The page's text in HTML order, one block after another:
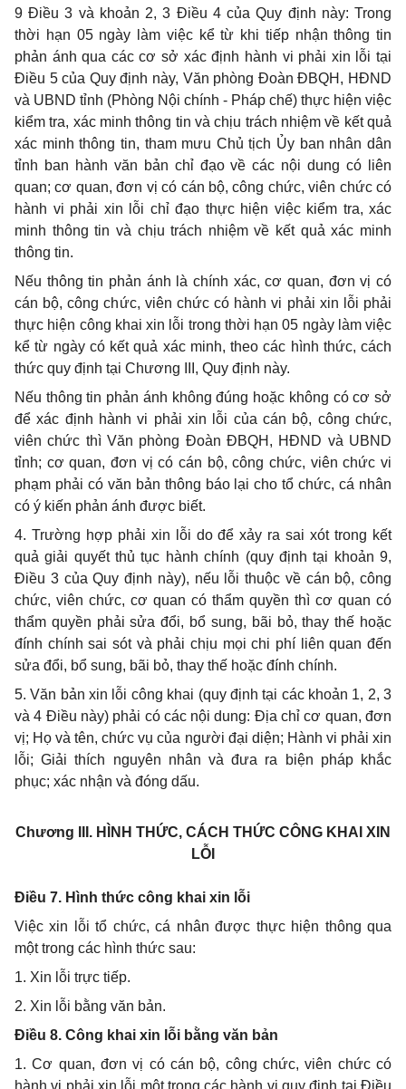
9 Điều 3 và khoản 2, 3 Điều 4 của Quy định này: Trong
thời hạn 05 ngày làm việc kể từ khi tiếp nhận thông tin
phản ánh qua các cơ sở xác định hành vi phải xin lỗi tại
Điều 5 của Quy định này, Văn phòng Đoàn ĐBQH, HĐND
và UBND tỉnh (Phòng Nội chính - Pháp chế) thực hiện việc
kiểm tra, xác minh thông tin và chịu trách nhiệm về kết quả
xác minh thông tin, tham mưu Chủ tịch Ủy ban nhân dân
tỉnh ban hành văn bản chỉ đạo về các nội dung có liên
quan; cơ quan, đơn vị có cán bộ, công chức, viên chức có
hành vi phải xin lỗi chỉ đạo thực hiện việc kiểm tra, xác
minh thông tin và chịu trách nhiệm về kết quả xác minh
thông tin.
Nếu thông tin phản ánh là chính xác, cơ quan, đơn vị có
cán bộ, công chức, viên chức có hành vi phải xin lỗi phải
thực hiện công khai xin lỗi trong thời hạn 05 ngày làm việc
kể từ ngày có kết quả xác minh, theo các hình thức, cách
thức quy định tại Chương III, Quy định này.
Nếu thông tin phản ánh không đúng hoặc không có cơ sở
để xác định hành vi phải xin lỗi của cán bộ, công chức,
viên chức thì Văn phòng Đoàn ĐBQH, HĐND và UBND
tỉnh; cơ quan, đơn vị có cán bộ, công chức, viên chức vi
phạm phải có văn bản thông báo lại cho tổ chức, cá nhân
có ý kiến phản ánh được biết.
4. Trường hợp phải xin lỗi do để xảy ra sai xót trong kết
quả giải quyết thủ tục hành chính (quy định tại khoản 9,
Điều 3 của Quy định này), nếu lỗi thuộc về cán bộ, công
chức, viên chức, cơ quan có thẩm quyền thì cơ quan có
thẩm quyền phải sửa đổi, bổ sung, bãi bỏ, thay thế hoặc
đính chính sai sót và phải chịu mọi chi phí liên quan đến
sửa đổi, bổ sung, bãi bỏ, thay thế hoặc đính chính.
5. Văn bản xin lỗi công khai (quy định tại các khoản 1, 2, 3
và 4 Điều này) phải có các nội dung: Địa chỉ cơ quan, đơn
vị; Họ và tên, chức vụ của người đại diện; Hành vi phải xin
lỗi; Giải thích nguyên nhân và đưa ra biện pháp khắc
phục; xác nhận và đóng dấu.
Chương III. HÌNH THỨC, CÁCH THỨC CÔNG KHAI XIN
LỖI
Điều 7. Hình thức công khai xin lỗi
Việc xin lỗi tổ chức, cá nhân được thực hiện thông qua
một trong các hình thức sau:
1. Xin lỗi trực tiếp.
2. Xin lỗi bằng văn bản.
Điều 8. Công khai xin lỗi bằng văn bản
1. Cơ quan, đơn vị có cán bộ, công chức, viên chức có
hành vi phải xin lỗi một trong các hành vi quy định tại Điều